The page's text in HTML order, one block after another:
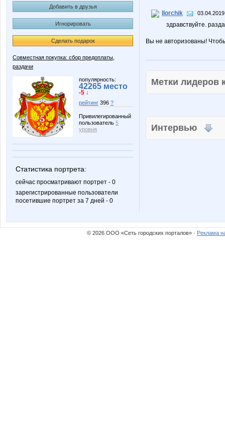
Добавить в друзья
Игнорировать
Сделать подарок
Совместная покупка: сбор предоплаты,
раздачи
популярность:
42265 место
-5 ↓
рейтинг 396 ?
Привилегированный
пользователь 5
уровня
Статистика портрета:
сейчас просматривают портрет - 0
зарегистрированные пользователи
посетившие портрет за 7 дней - 0
Ilorchik
здравствуйте.
Вы не авторизованы!
Метки
Интервью
© 2026 ООО «Сеть городских порталов» · Реклама